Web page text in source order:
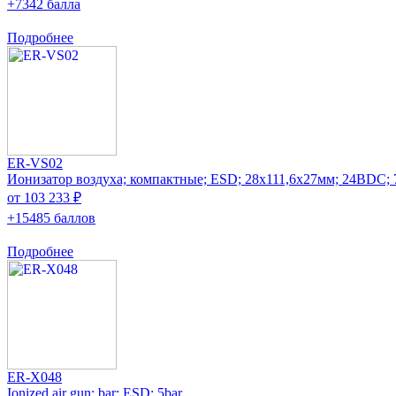
+7342 балла
Подробнее
ER-VS02
Ионизатор воздуха; компактные; ESD; 28x111,6x27мм; 24ВDC;
от 103 233 ₽
+15485 баллов
Подробнее
ER-X048
Ionized air gun; bar; ESD; 5bar